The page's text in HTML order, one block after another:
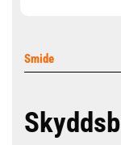
Smide